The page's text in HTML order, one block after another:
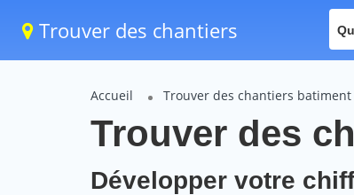
Trouver des chantiers
Accueil Trouver des chantiers batiment
Trouver des
Développer votre